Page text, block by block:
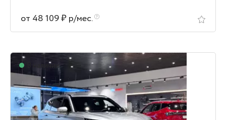
от 48 109 ₽ р/мес.
В наличии